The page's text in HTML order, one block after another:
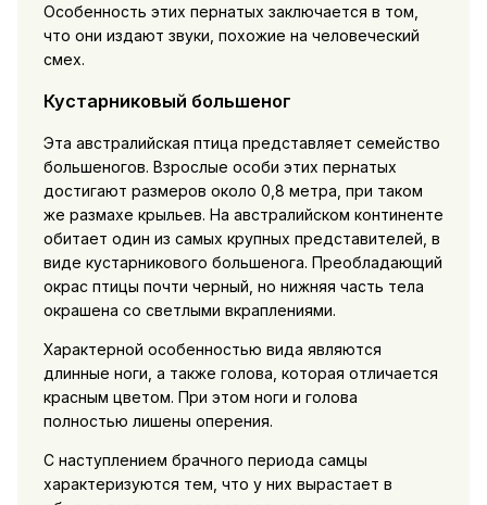
Особенность этих пернатых заключается в том,
что они издают звуки, похожие на человеческий
смех.
Кустарниковый большеног
Эта австралийская птица представляет семейство
большеногов. Взрослые особи этих пернатых
достигают размеров около 0,8 метра, при таком
же размахе крыльев. На австралийском континенте
обитает один из самых крупных представителей, в
виде кустарникового большенога. Преобладающий
окрас птицы почти черный, но нижняя часть тела
окрашена со светлыми вкраплениями.
Характерной особенностью вида являются
длинные ноги, а также голова, которая отличается
красным цветом. При этом ноги и голова
полностью лишены оперения.
С наступлением брачного периода самцы
характеризуются тем, что у них вырастает в